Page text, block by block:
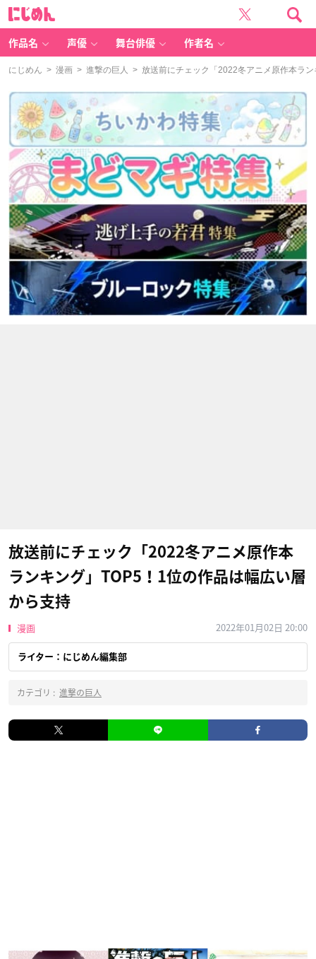
作品名 声優 舞台俳優 作者名
にじめん > 漫画 > 進撃の巨人 > 放送前にチェック「2022冬アニメ原作本ラ
放送前にチェック「2022冬アニメ原作本
ランキング」TOP5！1位の作品は幅広い層
から支持
漫画 2022年01月02日 20:00
ライター：にじめん編集部
カテゴリ : 進撃の巨人